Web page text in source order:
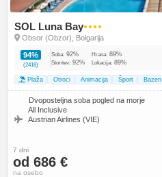
SOL Luna Bay●●●●
Obsor (Obzor), Bolgarija
94%
(2418)
Soba: 92% Hrana: 89%
Storitev: 92% Lokacija: 89%
Plaža Otroci Animacija Šport Bazen
Dvoposteljna soba pogled na morje
All Inclusive
Austrian Airlines (VIE)
7 dni
od 686 €
na osebo